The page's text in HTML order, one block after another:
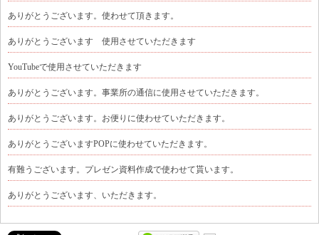
ありがとうございます。使わせて頂きます。
ありがとうございます 使用させていただきます
YouTubeで使用させていただきます
ありがとうございます。事業所の通信に使用させていただきます。
ありがとうございます。お便りに使わせていただきます。
ありがとうございますPOPに使わせていただきます。
有難うございます。プレゼン資料作成で使わせて貰います。
ありがとうございます、いただきます。